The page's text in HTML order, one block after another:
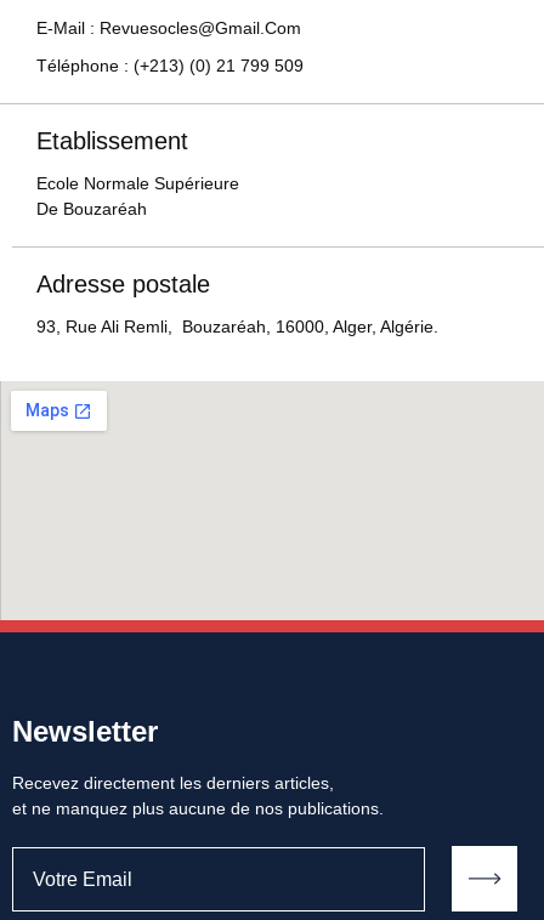
E-Mail : Revuesocles@gmail.com
Téléphone : (+213) (0) 21 799 509
Etablissement
Ecole Normale Supérieure
De Bouzaréah
Adresse postale
93, Rue Ali Remli, Bouzaréah, 16000, Alger, Algérie.
Newsletter
Recevez directement les derniers articles,
et ne manquez plus aucune de nos publications.